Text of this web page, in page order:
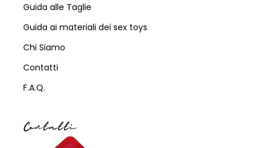
Guida alle Taglie
Guida ai materiali dei sex toys
Chi Siamo
Contatti
F.A.Q.
Contatti